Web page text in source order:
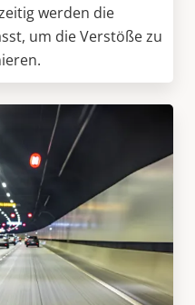
werden die
um die Verstöße zu